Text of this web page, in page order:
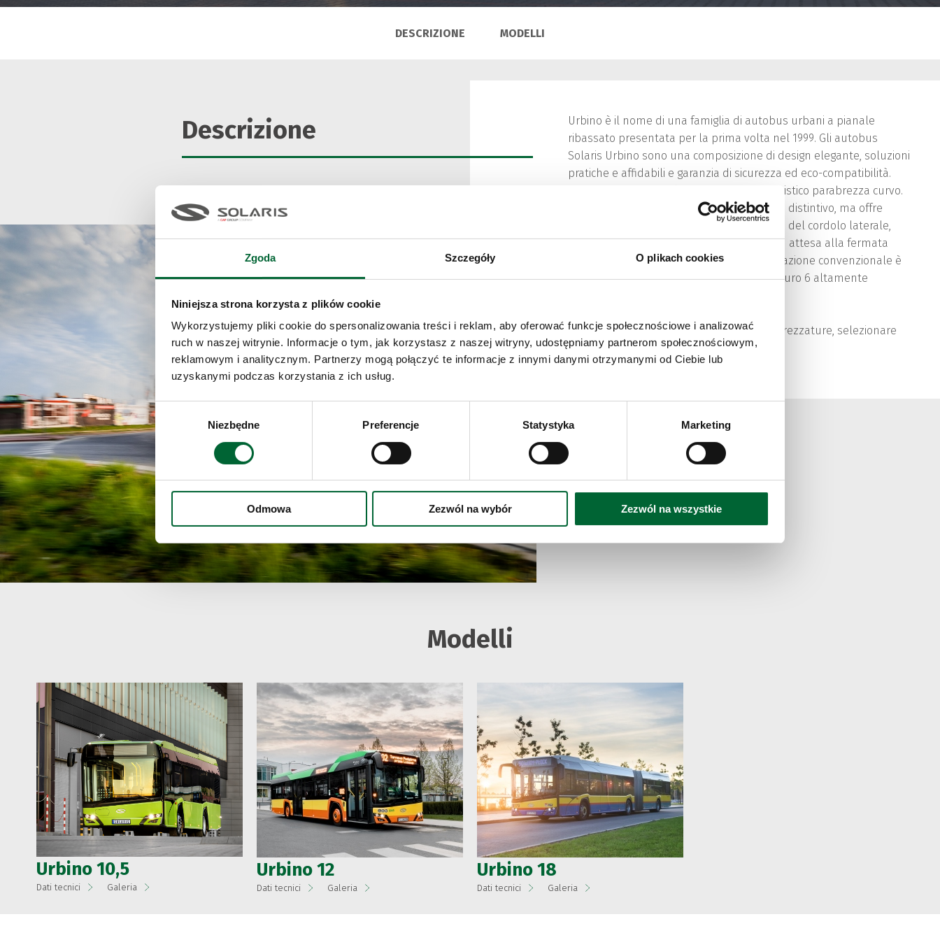
Zgoda Szczegóły O plikach cookies
Niniejsza strona korzysta z plików cookie
Wykorzystujemy pliki cookie do spersonalizowania treści i reklam, aby oferować funkcje społecznościowe i analizować
ruch w naszej witrynie. Informacje o tym, jak korzystasz z naszej witryny, udostępniamy partnerom społecznościowym,
reklamowym i analitycznym. Partnerzy mogą połączyć te informacje z innymi danymi otrzymanymi od Ciebie lub
uzyskanymi podczas korzystania z ich usług.
Wybór
zgody
Niezbędne Preferencje Statystyka Marketing
Odmowa Zezwól na wybór Zezwól na wszystkie
DESCRIZIONE MODELLI
Urbino è il nome di una famiglia di autobus urbani a pianale
ribassato presentata per la prima volta nel 1999. Gli autobus
Solaris Urbino sono una composizione di design elegante, soluzioni
pratiche e affidabili e garanzia di sicurezza ed eco-compatibilità.
Il loro aspetto unico è definito dal caratteristico parabrezza curvo.
Non solo si tratta di un elemento di design distintivo, ma offre
anche al conducente una migliore visibilità del cordolo laterale,
aumentando la sicurezza dei passeggeri in attesa alla fermata
dell'autobus. L'autobus Solaris Urbino a trazione convenzionale è
dotato di motori conformi alla normativa Euro 6 altamente
Per una gamma completa di modelli e attrezzature, selezionare
una delle immagini sottostanti.
Descrizione
Modelli
Urbino 10,5
Dati tecnici Galeria
Urbino 12
Dati tecnici Galeria
Urbino 18
Dati tecnici Galeria